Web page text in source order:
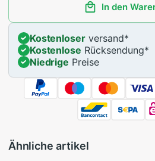
In den
Kostenloser versand*
Kostenlose Rücksendung*
Niedrige Preise
Ähnliche artikel